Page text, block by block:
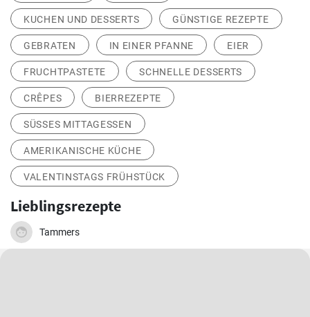
KUCHEN UND DESSERTS GÜNSTIGE REZEPTE
GEBRATEN IN EINER PFANNE EIER
FRUCHTPASTETE SCHNELLE DESSERTS
CRÊPES BIERREZEPTE
SÜSSES MITTAGESSEN
AMERIKANISCHE KÜCHE
VALENTINSTAGS FRÜHSTÜCK
Lieblingsrezepte
Tammers